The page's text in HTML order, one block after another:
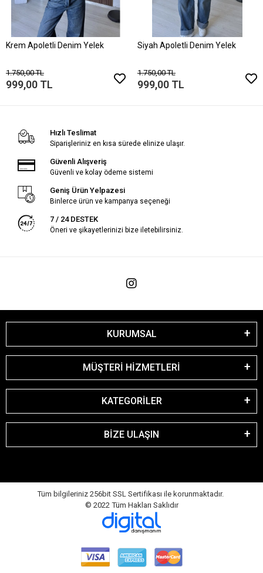
Krem Apoletli Denim Yelek
1.750,00 TL
999,00 TL
Siyah Apoletli Denim Yelek
1.750,00 TL
999,00 TL
Hızlı Teslimat
Siparişleriniz en kısa sürede elinize ulaşır.
Güvenli Alışveriş
Güvenli ve kolay ödeme sistemi
Geniş Ürün Yelpazesi
Binlerce ürün ve kampanya seçeneği
7 / 24 DESTEK
Öneri ve şikayetlerinizi bize iletebilirsiniz.
KURUMSAL
MÜŞTERİ HİZMETLERİ
KATEGORİLER
BİZE ULAŞIN
Tüm bilgileriniz 256bit SSL Sertifikası ile korunmaktadır.
© 2022 Tüm Hakları Saklıdır